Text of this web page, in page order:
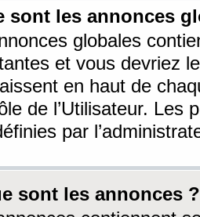
sont les annonces
globales
et vous devriez
en haut de
de l’Utilisateur. Les
par
sont les annonces ?